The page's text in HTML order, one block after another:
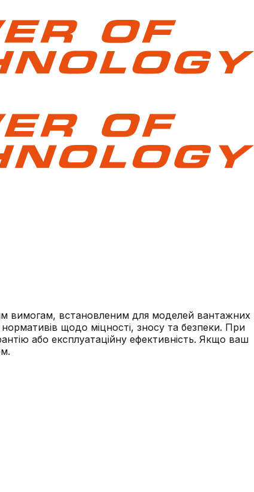
вимогам, встановленим для моделей вантажних
щодо міцності, зносу та безпеки. При
або експлуатаційну ефективність. Якщо ваш